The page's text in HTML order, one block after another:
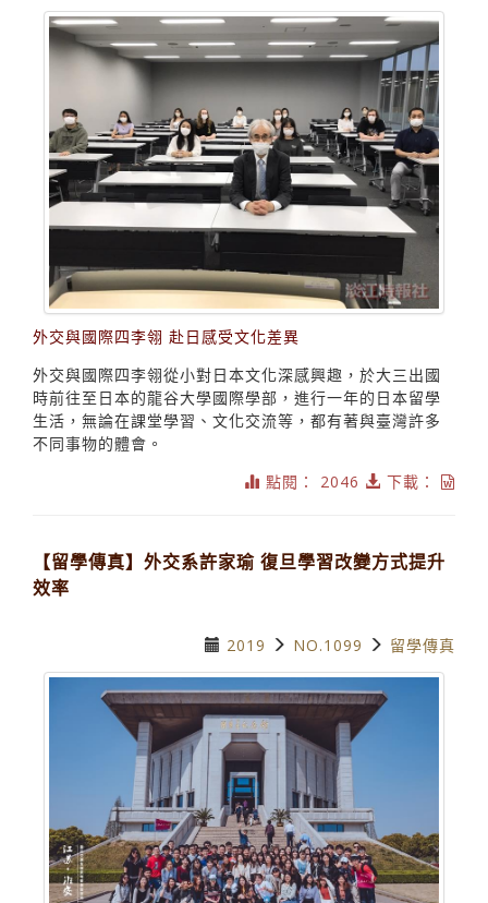
外交與國際四李翎 赴日感受文化差異
外交與國際四李翎從小對日本文化深感興趣，於大三出國
時前往至日本的龍谷大學國際學部，進行一年的日本留學
生活，無論在課堂學習、文化交流等，都有著與臺灣許多
不同事物的體會。
點閱： 2046
下載：
【留學傳真】外交系許家瑜 復旦學習改變方式提升
效率
2019 NO.1099 留學傳真